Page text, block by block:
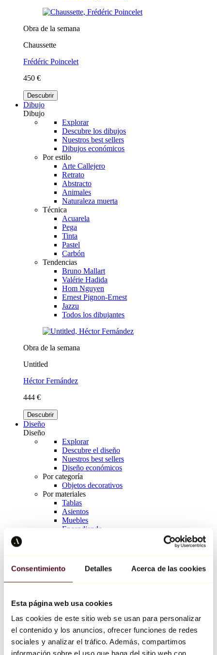
Consentimiento Detalles Acerca de las cookies
Esta página web usa cookies
Las cookies de este sitio web se usan para personalizar
el contenido y los anuncios, ofrecer funciones de redes
sociales y analizar el tráfico. Además, compartimos
información sobre el uso que haga del sitio web con
Obra de la semana
Chaussette
Frédéric Poincelet
450 €
Descubrir
Dibujo
Dibujo
Explorar
Descubre los dibujos
Nuestros best sellers
Dibujos económicos
Por estilo
Arte Callejero
Retrato
Abstracto
Animales
Naturaleza muerta
Técnica
Acuarela
Pega
Tinta
Pastel
Carbón
Tendencias
Bruno Mallart
Valérie Hadida
Hom Nguyen
Ernest Pignon-Ernest
Jazzu
Todos los dibujantes
Obra de la semana
Untitled
Héctor Fernández
444 €
Descubrir
Diseño
Diseño
Explorar
Descubre el diseño
Nuestros best sellers
Diseño económicos
Por categoría
Objetos decorativos
Por materiales
Tablas
Asientos
Muebles
Encendiendo
Richard Orlinski
Keith Haring
Jeff Koons
Jean-Michel Basquiat
Todos los diseñadores
Obra de la semana